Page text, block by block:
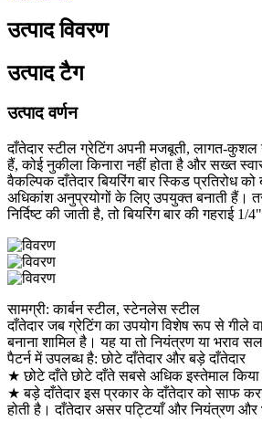
उत्पाद विवरण
उत्पाद टैग
उत्पाद वर्णन
दाँतेदार स्टील ग्रेटिंग अपनी मजबूती, लागत-
हैं, कोई नुकीला किनारा नहीं होता है और सख्त
वैकल्पिक दाँतेदार बियरिंग बार स्किड
अधिकांश अनुप्रयोगों के लिए उपयुक्त बनाती हैं।
निर्दिष्ट की जाती है, तो बियरिंग बार की
सामग्री: कार्बन स्टील, स्टेनलेस स्टील
दाँतेदार जब ग्रेटिंग का उपयोग विशेष रूप से गीले
बनाना शामिल है। यह या तो नियंत्रण या भराव
पैटर्न में उपलब्ध है: छोटे दाँतेदार और बड़े दाँतेदार
★ छोटे दाँते छोटे दाँते सबसे अधिक इस्तेमाल
★ बड़े दाँतेदार इस प्रकार के दाँतेदार को साफ
होती है। दाँतेदार असर पट्टियाँ और नियंत्रण और